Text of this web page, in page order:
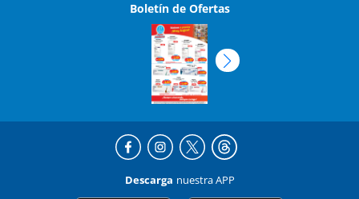
Boletín de Ofertas
Descarga nuestra APP